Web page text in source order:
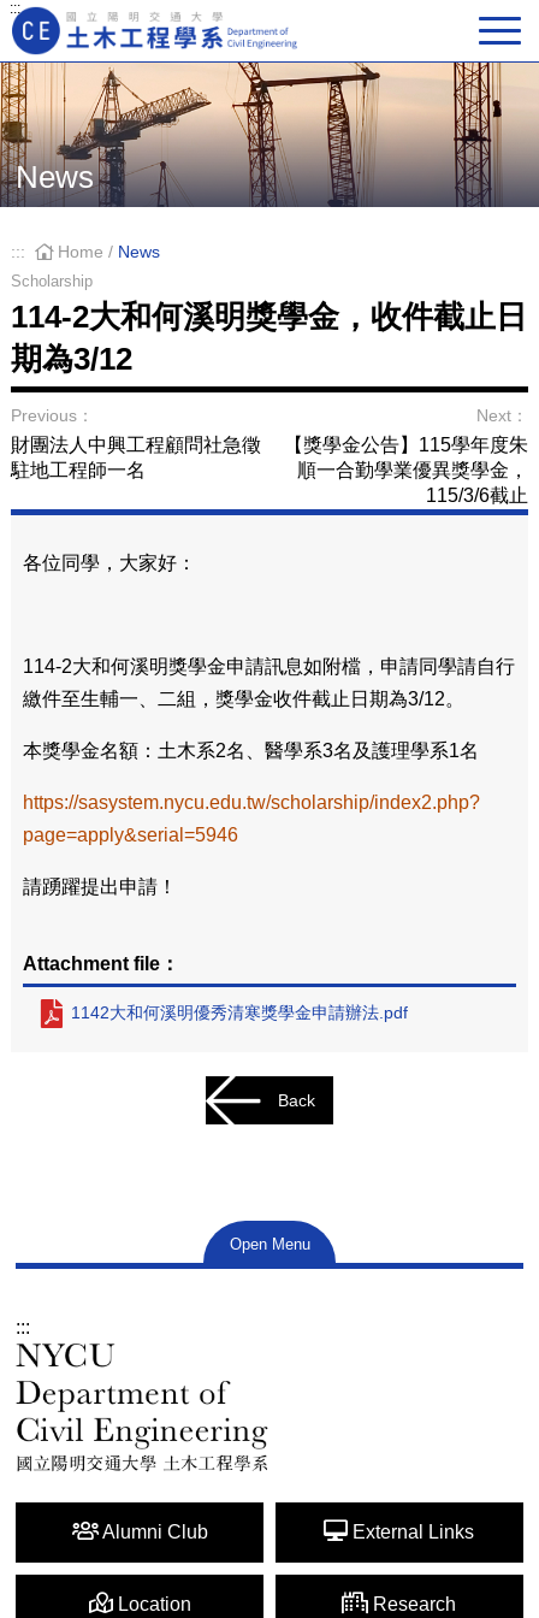
:::
Main Navigation
News
::: Home / News
Scholarship
114-2大和何溪明獎學金，收件截止日
期為3/12
Previous：
財團法人中興工程顧問社急徵
駐地工程師一名
Next：
【獎學金公告】115學年度朱
順一合勤學業優異獎學金，
115/3/6截止
各位同學，大家好：
114-2大和何溪明獎學金申請訊息如附檔，申請同學請自行
繳件至生輔一、二組，獎學金收件截止日期為3/12。
本獎學金名額：土木系2名、醫學系3名及護理學系1名
https://sasystem.nycu.edu.tw/scholarship/index2.php?
page=apply&serial=5946
請踴躍提出申請！
Attachment file：
1142大和何溪明優秀清寒獎學金申請辦法.pdf
Back
Open Menu
:::
Alumni Club External Links
Location Research